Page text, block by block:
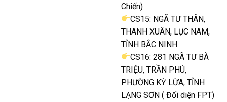
Chiến)
CS15: NGÃ TƯ THÂN,
THANH XUÂN, LỤC NAM,
TỈNH BẮC NINH
CS16: 281 NGÃ TƯ BÀ
TRIỆU, TRẦN PHÚ,
PHƯỜNG KỲ LỪA, TỈNH
LẠNG SƠN ( Đối diện FPT)